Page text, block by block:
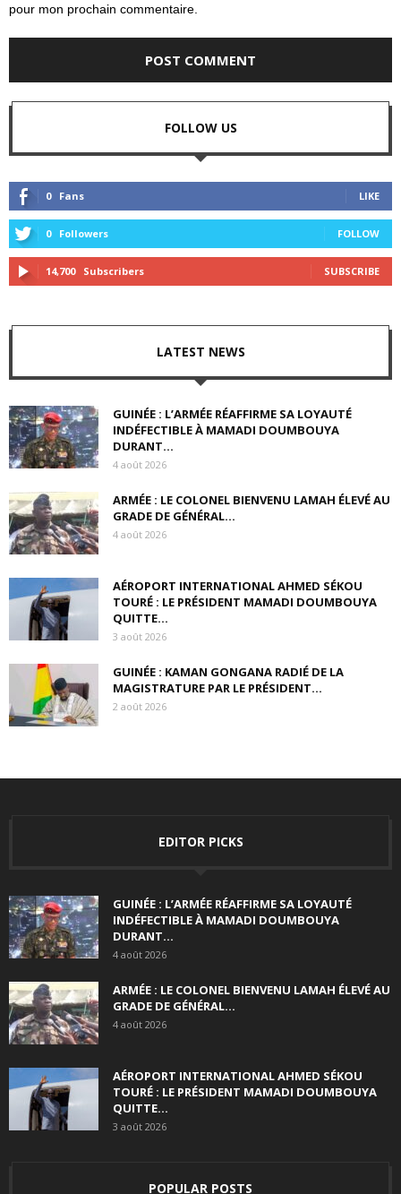
pour mon prochain commentaire.
FOLLOW US
0 Fans LIKE
0 Followers FOLLOW
14,700 Subscribers SUBSCRIBE
LATEST NEWS
GUINÉE : L’ARMÉE RÉAFFIRME SA LOYAUTÉ
INDÉFECTIBLE À MAMADI DOUMBOUYA
DURANT...
4 août 2026
ARMÉE : LE COLONEL BIENVENU LAMAH ÉLEVÉ AU
GRADE DE GÉNÉRAL...
4 août 2026
AÉROPORT INTERNATIONAL AHMED SÉKOU
TOURÉ : LE PRÉSIDENT MAMADI DOUMBOUYA
QUITTE...
3 août 2026
GUINÉE : KAMAN GONGANA RADIÉ DE LA
MAGISTRATURE PAR LE PRÉSIDENT...
2 août 2026
EDITOR PICKS
GUINÉE : L’ARMÉE RÉAFFIRME SA LOYAUTÉ
INDÉFECTIBLE À MAMADI DOUMBOUYA
DURANT...
4 août 2026
ARMÉE : LE COLONEL BIENVENU LAMAH ÉLEVÉ AU
GRADE DE GÉNÉRAL...
4 août 2026
AÉROPORT INTERNATIONAL AHMED SÉKOU
TOURÉ : LE PRÉSIDENT MAMADI DOUMBOUYA
QUITTE...
3 août 2026
POPULAR POSTS